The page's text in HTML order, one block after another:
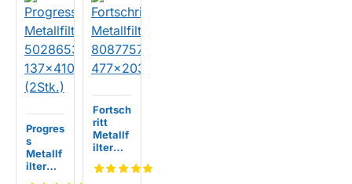
Progres
s
Metallf
ilter
Fortsch
ritt
Metallf
ilter
74